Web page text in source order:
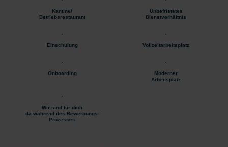
Kantine/
Betriebsrestaurant
Unbefristetes
Dienstverhältnis
Einschulung Vollzeitarbeitsplatz
Onboarding
Moderner
Arbeitsplatz
Wir sind für dich
da während des Bewerbungs-
Prozesses